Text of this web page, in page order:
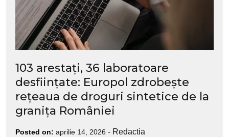
103 arestați, 36 laboratoare
desființate: Europol zdrobește
rețeaua de droguri sintetice de la
granița României
Posted on: aprilie 14, 2026 - Redactia